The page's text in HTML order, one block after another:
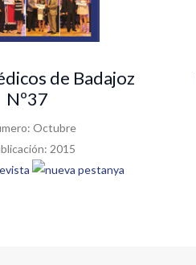
de Badajoz
Nº37
Octubre
2015